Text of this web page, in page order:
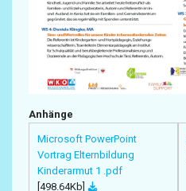
Anhänge
Microsoft PowerPoint
Vortrag Elternbildung
Kinderarmut 1 .pdf
[498.64Kb]